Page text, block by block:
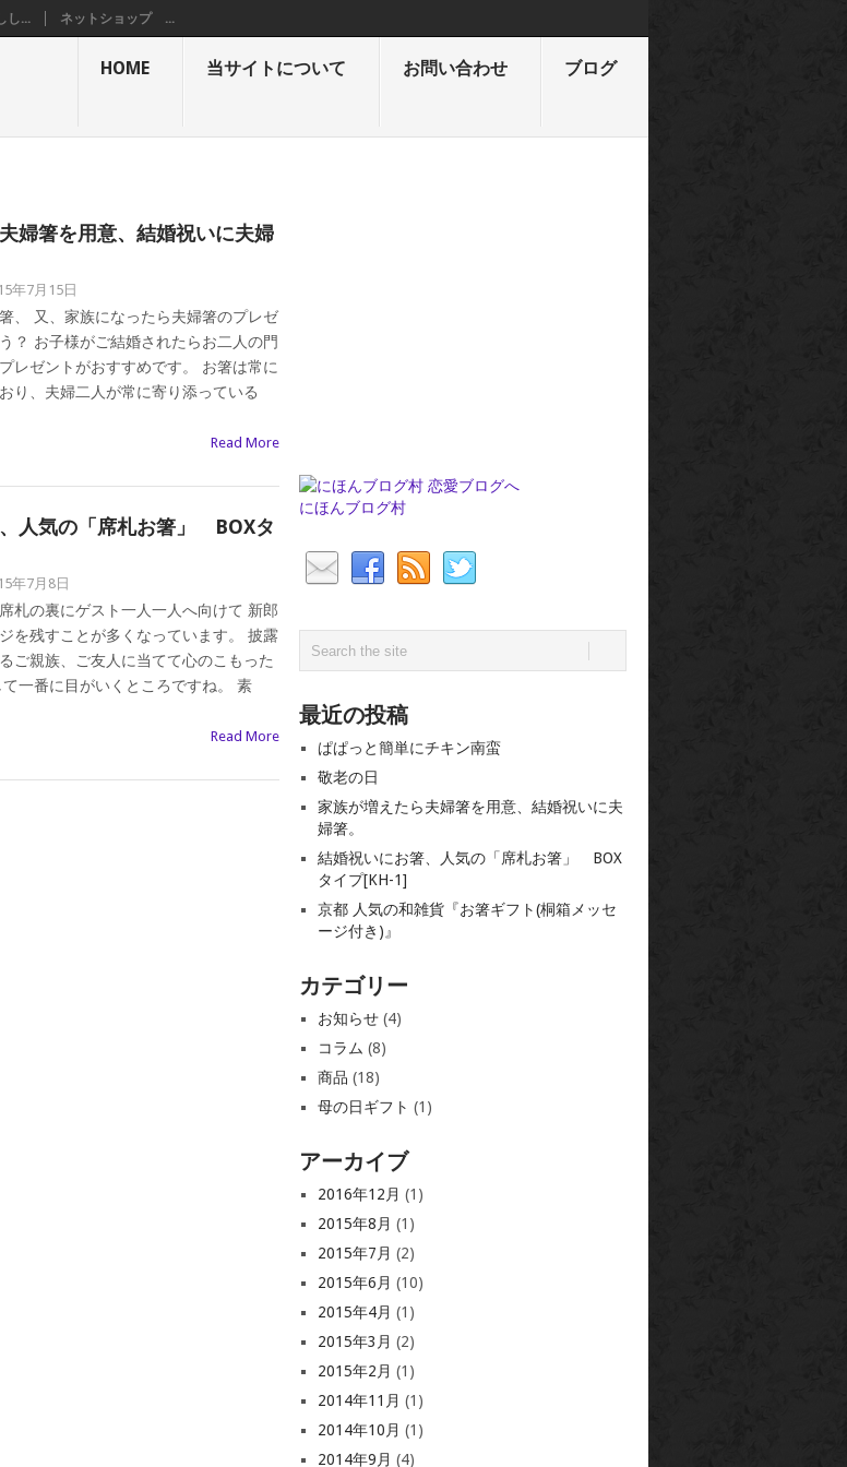
し... ネットショップ ...
HOME 当サイトについて お問い合わせ ブログ
婦箸を用意、結婚祝いに夫婦
年7月15日
、 又、家族になったら夫婦箸のプレゼ
？ お子様がご結婚されたらお二人の門
レゼントがおすすめです。 お箸は常に
り、夫婦二人が常に寄り添っている
Read More
人気の「席札お箸」 BOXタ
年7月8日
札の裏にゲスト一人一人へ向けて 新郎
を残すことが多くなっています。 披露
ご親族、ご友人に当てて心のこもった
一番に目がいくところですね。 素
Read More
にほんブログ村
最近の投稿
ぱぱっと簡単にチキン南蛮
敬老の日
家族が増えたら夫婦箸を用意、結婚祝いに夫
婦箸。
結婚祝いにお箸、人気の「席札お箸」 BOX
タイプ[KH-1]
京都 人気の和雑貨『お箸ギフト(桐箱メッセ
ージ付き)』
カテゴリー
お知らせ (4)
コラム (8)
商品 (18)
母の日ギフト (1)
アーカイブ
2016年12月 (1)
2015年8月 (1)
2015年7月 (2)
2015年6月 (10)
2015年4月 (1)
2015年3月 (2)
2015年2月 (1)
2014年11月 (1)
2014年10月 (1)
2014年9月 (4)